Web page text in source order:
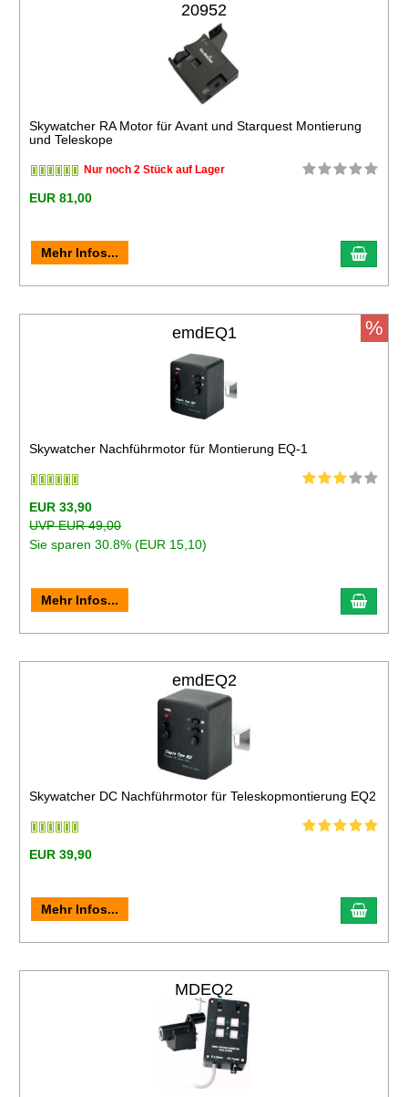
20952
Skywatcher RA Motor für Avant und Starquest Montierung
und Teleskope
Nur noch 2 Stück auf Lager
EUR 81,00
Mehr Infos...
emdEQ1
Skywatcher Nachführmotor für Montierung EQ-1
EUR 33,90
UVP EUR 49,00
Sie sparen 30.8% (EUR 15,10)
Mehr Infos...
%
emdEQ2
Skywatcher DC Nachführmotor für Teleskopmontierung EQ2
EUR 39,90
Mehr Infos...
MDEQ2